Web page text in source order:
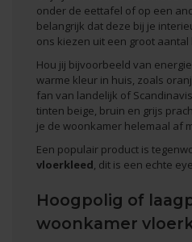
onder de eettafel of op een
belangrijk dat deze bij je
ons kiezen uit een groot
Hou jij bijvoorbeeld van
warme kleur in huis, zoals
fan van landelijk of
tinten beige, bruin en grijs
je de woonkamer helemaal af
Een populair product is
vloerkleed, dit is een echte
Hoogpolig of
woonkamer